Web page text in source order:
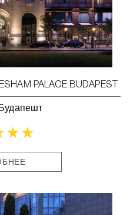
PALACE BUDAPEST
Будапешт